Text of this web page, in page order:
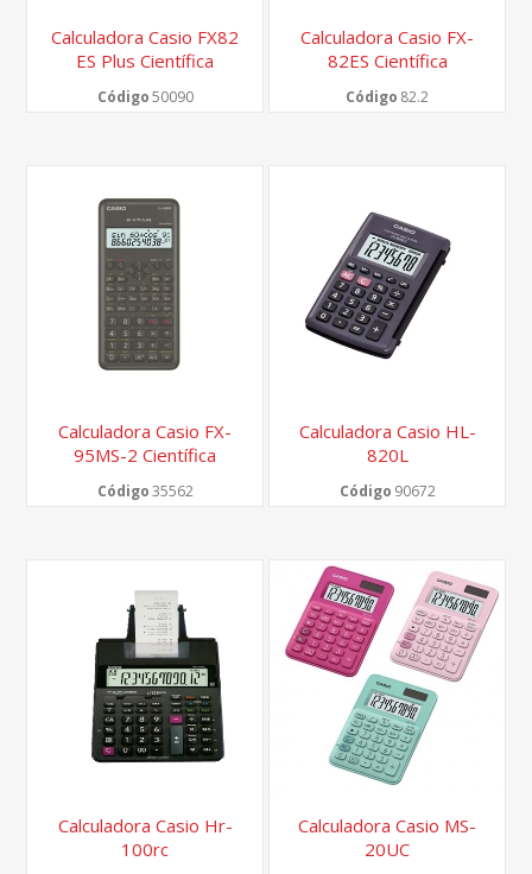
Calculadora Casio FX82
ES Plus Científica
Código50090
Calculadora Casio FX-
82ES Científica
Código 82.2
Calculadora Casio FX-
95MS-2 Científica
Código35562
Calculadora Casio HL-
820L
Código 90672
Calculadora Casio Hr-
100rc
Calculadora Casio MS-
20UC